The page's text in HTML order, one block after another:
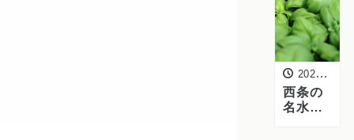
2024年4月12日
西条の
名水